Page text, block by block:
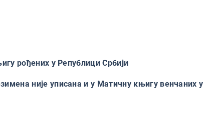
рођених у Републици Србији
није уписана и у Матичну књигу венчаних у